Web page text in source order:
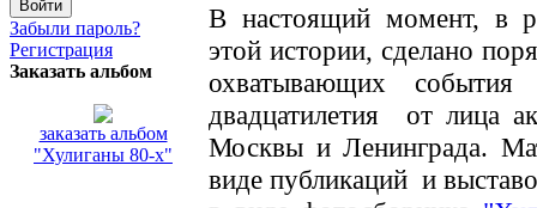
Забыли пароль?
Регистрация
Заказать альбом
заказать альбом
"Хулиганы 80-х"
В настоящий момент, в
этой истории, сделано
охватывающих события
двадцатилетия от лица
Москвы и Ленинграда.
виде публикаций и